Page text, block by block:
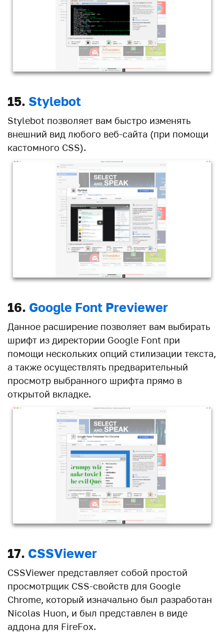
15. Stylebot
Stylebot позволяет вам быстро изменять
внешний вид любого веб-сайта (при помощи
кастомного CSS).
16. Google Font Previewer
Данное расширение позволяет вам выбирать
шрифт из директории Google Font при
помощи нескольких опций стилизации текста,
а также осуществлять предварительный
просмотр выбранного шрифта прямо в
открытой вкладке.
17. CSSViewer
CSSViewer представляет собой простой
просмотрщик CSS-свойств для Google
Chrome, который изначально был разработан
Nicolas Huon, и был представлен в виде
аддона для FireFox.